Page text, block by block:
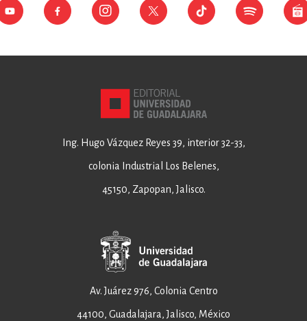
Ing. Hugo Vázquez Reyes 39, interior 32-33,
colonia Industrial Los Belenes,
45150, Zapopan, Jalisco.
Av. Juárez 976, Colonia Centro
44100, Guadalajara, Jalisco, México